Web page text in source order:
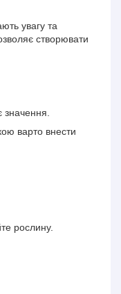
увагу та
створювати
варто внести
рослину.